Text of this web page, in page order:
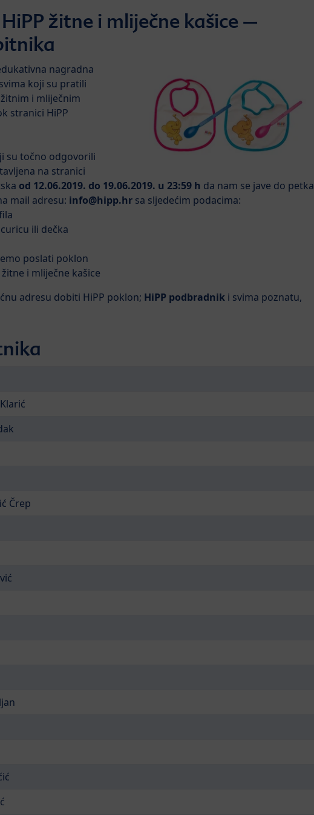
žitne i mliječne kašice –
nagradna
koji su pratili
i mliječnim
stranici HiPP
su točno odgovorili
na stranici
od 12.06.2019. do 19.06.2019. u 23:59 h da nam se jave do petka
mail adresu: info@hipp.hr sa sljedećim podacima:
ili dečka
poslati poklon
i mliječne kašice
adresu dobiti HiPP poklon; HiPP podbradnik i svima poznatu,
Črep